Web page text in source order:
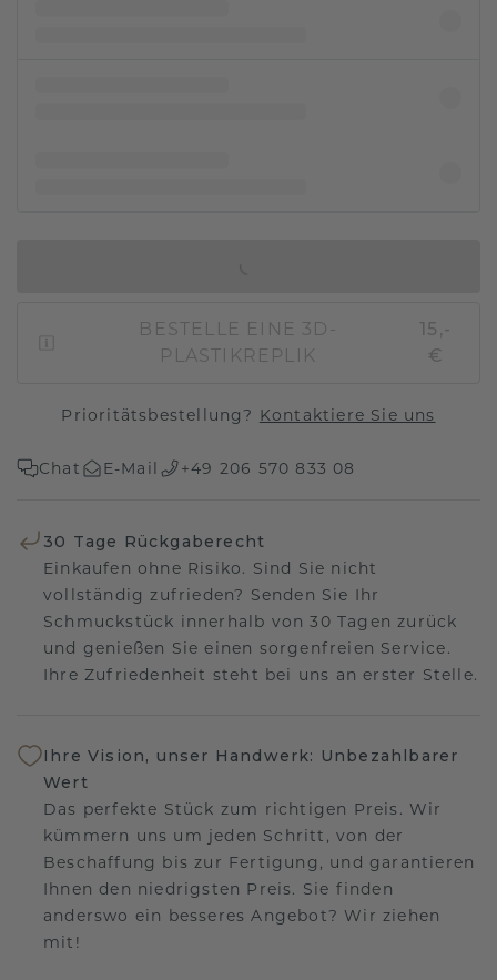
BESTELLE EINE 3D-
PLASTIKREPLIK
15,-
€
Prioritätsbestellung? Kontaktiere Sie uns
Chat E-Mail +49 206 570 833 08
30 Tage Rückgaberecht
Einkaufen ohne Risiko. Sind Sie nicht
vollständig zufrieden? Senden Sie Ihr
Schmuckstück innerhalb von 30 Tagen zurück
und genießen Sie einen sorgenfreien Service.
Ihre Zufriedenheit steht bei uns an erster Stelle.
Ihre Vision, unser Handwerk: Unbezahlbarer
Wert
Das perfekte Stück zum richtigen Preis. Wir
kümmern uns um jeden Schritt, von der
Beschaffung bis zur Fertigung, und garantieren
Ihnen den niedrigsten Preis. Sie finden
anderswo ein besseres Angebot? Wir ziehen
mit!